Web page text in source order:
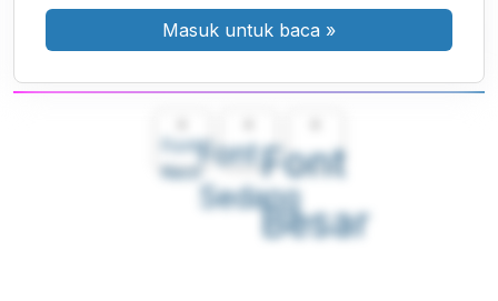
Font
Kecil
Font
Sedang
Font
Besar
Masuk untuk baca »